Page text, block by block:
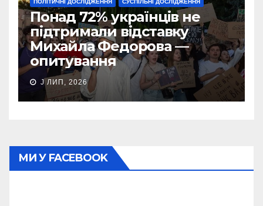
ПОЛІТИЧНІ ДОСЛІДЖЕННЯ СУСПІЛЬНІ ДОСЛІДЖЕННЯ
Понад 72% українців не
підтримали відставку
Михайла Федорова —
опитування
J ЛИП, 2026
МИ У FACEBOOK